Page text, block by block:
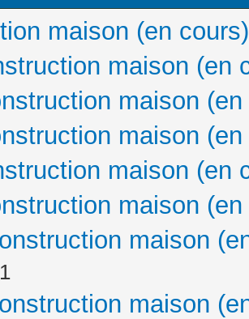
maison (en cours)
maison (en
maison
maison
maison (en
maison
maison
maison